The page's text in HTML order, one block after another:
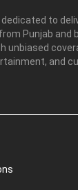
to
Punjab and
unbiased
and